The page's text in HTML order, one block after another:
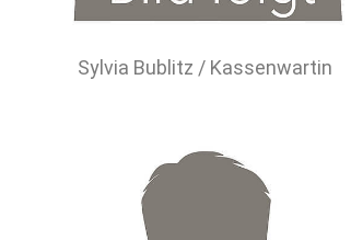
Sylvia Bublitz / Kassenwartin